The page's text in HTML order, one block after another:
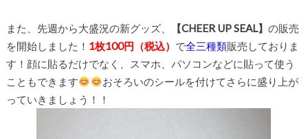
また、先週から大盛況の新グッズ、 【CHEER UP SEAL】 の販売
を開始しました！ 1枚100円（税込） で全三種類販売しておりま
す！顔に貼るだけでなく、スマホ、パソコンなどに貼って使う
こともできます
おそろいのシールを付けてさらに盛り上が
っていきましょう！！